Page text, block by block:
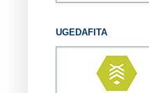
UGEDAFITA